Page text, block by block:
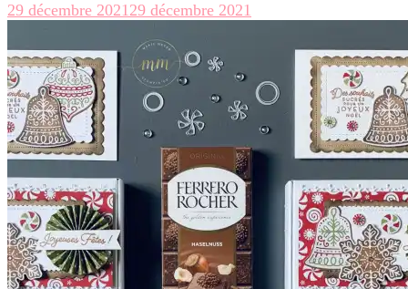
29 décembre 202129 décembre 2021